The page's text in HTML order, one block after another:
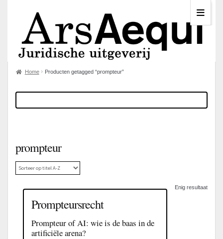
Home Producten getagged “prompteur”
prompteur
Enig resultaat
Prompteursrecht
Prompteur of AI: wie is de baas in de
artificiële arena?